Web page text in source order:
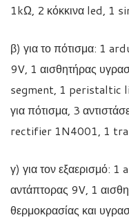
1kΩ, 2 κόκκινα led, 1
β) για το πότισμα: 1
9V, 1 αισθητήρας
segment, 1 peristaltic
για πότισμα, 3
rectifier 1N4001, 1
γ) για τον εξαερισμό:
αντάπτορας 9V, 1
θερμοκρασίας και